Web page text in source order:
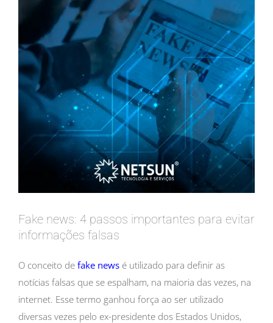
Fake news: 4 passos importantes para evitar
informações falsas
O conceito de fake news é utilizado para definir as
notícias falsas que se espalham, na maioria das vezes, na
internet. Esse termo ganhou força ao ser utilizado
diversas vezes pelo ex-presidente dos Estados Unidos,